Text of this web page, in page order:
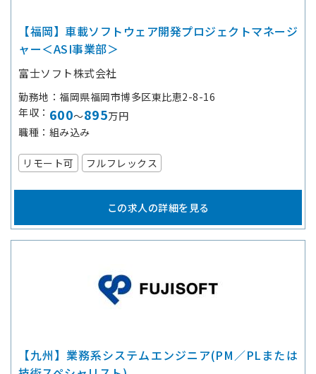
【福岡】車載ソフトウェア開発プロジェクトマネージ
ャー＜ASI事業部＞
富士ソフト株式会社
勤務地
福岡県福岡市博多区東比恵2-8-16
年収
600～895万円
職種
組み込み
リモート可 フルフレックス
この求人の詳細を見る
【九州】業務系システムエンジニア(PM／PLまたは